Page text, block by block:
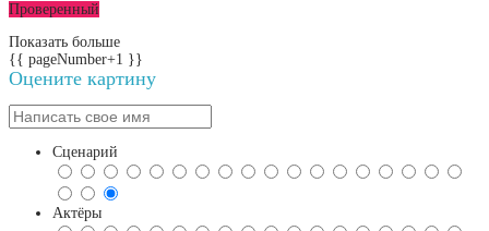
Проверенный
Показать больше
{{ pageNumber+1 }}
Оцените картину
Сценарий
Актёры